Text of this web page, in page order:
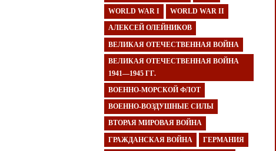
WORLD WAR I WORLD WAR II
АЛЕКСЕЙ ОЛЕЙНИКОВ
ВЕЛИКАЯ ОТЕЧЕСТВЕННАЯ ВОЙНА
ВЕЛИКАЯ ОТЕЧЕСТВЕННАЯ ВОЙНА
1941—1945 ГГ.
ВОЕННО-МОРСКОЙ ФЛОТ
ВОЕННО-ВОЗДУШНЫЕ СИЛЫ
ВТОРАЯ МИРОВАЯ ВОЙНА
ГРАЖДАНСКАЯ ВОЙНА ГЕРМАНИЯ